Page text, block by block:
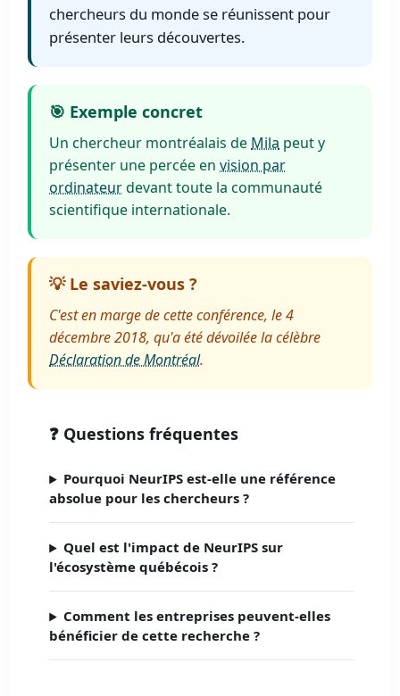
chercheurs du monde se réunissent pour
présenter leurs découvertes.
🎯 Exemple concret
Un chercheur montréalais deMila peut y
présenter une percée envision par
ordinateurdevant toute la communauté
scientifique internationale.
💡 Le saviez-vous ?
C'est en marge de cette conférence, le 4
décembre 2018, qu'a été dévoilée la célèbre
Déclaration de Montréal.
❓ Questions fréquentes
Pourquoi NeurIPS est-elle une référence
absolue pour les chercheurs ?
Quel est l'impact de NeurIPS sur
l'écosystème québécois ?
Comment les entreprises peuvent-elles
bénéficier de cette recherche ?